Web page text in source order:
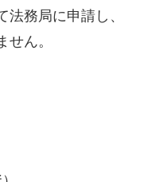
務局に申請し、
ん。